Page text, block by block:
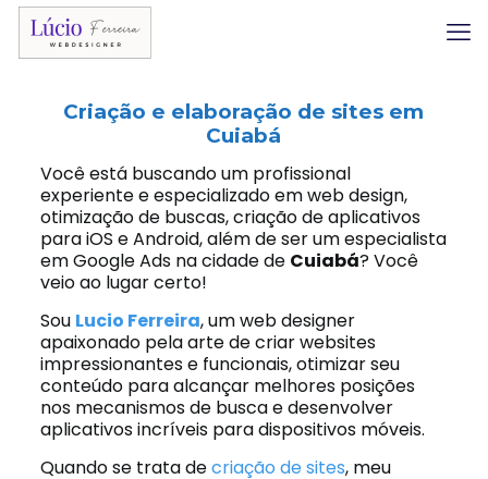
Criação e elaboração de sites em
Cuiabá
Você está buscando um profissional
experiente e especializado em web design,
otimização de buscas, criação de aplicativos
para iOS e Android, além de ser um especialista
em Google Ads na cidade de Cuiabá? Você
veio ao lugar certo!
Sou Lucio Ferreira, um web designer
apaixonado pela arte de criar websites
impressionantes e funcionais, otimizar seu
conteúdo para alcançar melhores posições
nos mecanismos de busca e desenvolver
aplicativos incríveis para dispositivos móveis.
Quando se trata decriação de sites, meu